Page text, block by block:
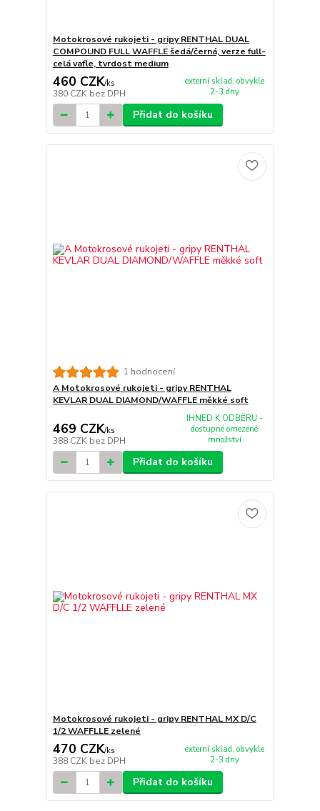
Motokrosové rukojeti - gripy RENTHAL DUAL
COMPOUND FULL WAFFLE šedá/černá, verze full-
celá vafle, tvrdost medium
460 CZK/ks
380 CZK bez DPH
externí sklad, obvykle
2-3 dny
Přidat do košíku
1 hodnocení
A Motokrosové rukojeti - gripy RENTHAL
KEVLAR DUAL DIAMOND/WAFFLE měkké soft
469 CZK/ks
388 CZK bez DPH
IHNED K ODBĚRU -
dostupné omezené
množství
Přidat do košíku
Motokrosové rukojeti - gripy RENTHAL MX D/C
1/2 WAFFLLE zelené
470 CZK/ks
388 CZK bez DPH
externí sklad, obvykle
2-3 dny
Přidat do košíku